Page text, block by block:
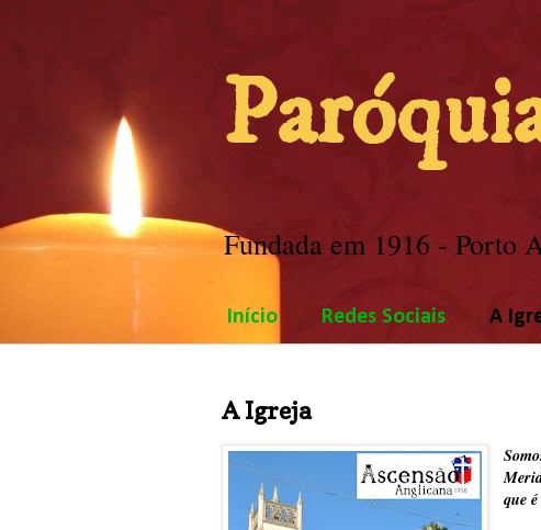
Fundada em 1916 - Porto
Início Redes Sociais A
A Igreja
que